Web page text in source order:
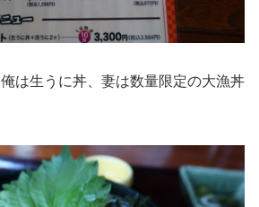
は生うに丼、妻は数量限定の大漁丼